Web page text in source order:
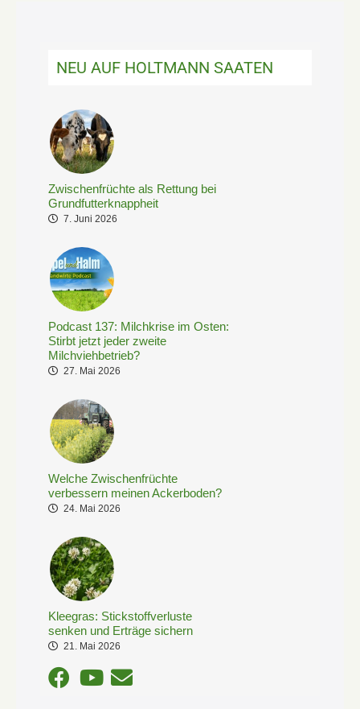
NEU AUF HOLTMANN SAATEN
Zwischenfrüchte als Rettung bei
Grundfutterknappheit
7. Juni 2026
Podcast 137: Milchkrise im Osten:
Stirbt jetzt jeder zweite
Milchviehbetrieb?
27. Mai 2026
Welche Zwischenfrüchte
verbessern meinen Ackerboden?
24. Mai 2026
Kleegras: Stickstoffverluste
senken und Erträge sichern
21. Mai 2026